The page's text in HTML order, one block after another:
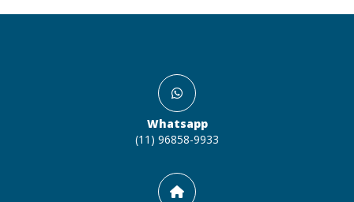
Whatsapp
(11) 96858-9933